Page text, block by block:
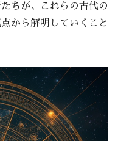
ちが、これらの古代の
から解明していくこと